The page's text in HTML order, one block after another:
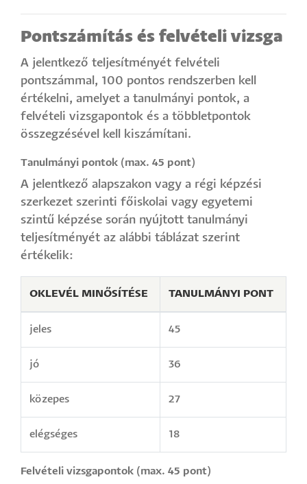
Pontszámítás és felvételi vizsga
A jelentkező teljesítményét felvételi
pontszámmal, 100 pontos rendszerben kell
értékelni, amelyet a tanulmányi pontok, a
felvételi vizsgapontok és a többletpontok
összegzésével kell kiszámítani.
Tanulmányi pontok (max. 45 pont)
A jelentkező alapszakon vagy a régi képzési
szerkezet szerinti főiskolai vagy egyetemi
szintű képzése során nyújtott tanulmányi
teljesítményét az alábbi táblázat szerint
értékelik:
OKLEVÉL MINŐSÍTÉSE TANULMÁNYI PONT
jeles 45
jó 36
közepes 27
elégséges 18
Felvételi vizsgapontok (max. 45 pont)